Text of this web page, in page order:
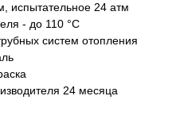
испытательное 24 атм
- до 110 °С
систем отопления
24 месяца